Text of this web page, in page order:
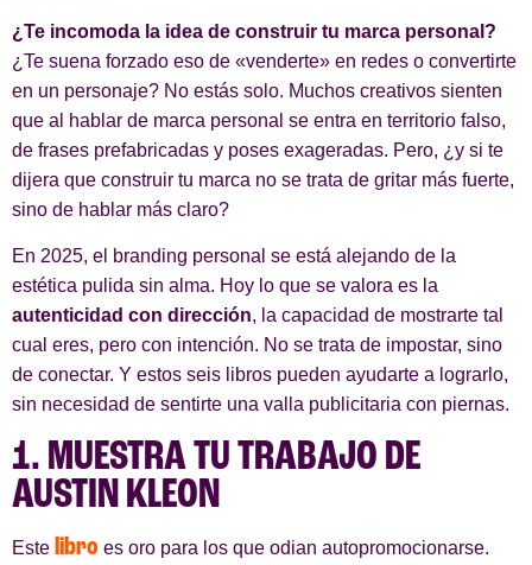
¿Te incomoda la idea de construir tu marca personal?
¿Te suena forzado eso de «venderte» en redes o convertirte
en un personaje? No estás solo. Muchos creativos sienten
que al hablar de marca personal se entra en territorio falso,
de frases prefabricadas y poses exageradas. Pero, ¿y si te
dijera que construir tu marca no se trata de gritar más fuerte,
sino de hablar más claro?
En 2025, el branding personal se está alejando de la
estética pulida sin alma. Hoy lo que se valora es la
autenticidad con dirección, la capacidad de mostrarte tal
cual eres, pero con intención. No se trata de impostar, sino
de conectar. Y estos seis libros pueden ayudarte a lograrlo,
sin necesidad de sentirte una valla publicitaria con piernas.
1. MUESTRA TU TRABAJO DE
AUSTIN KLEON
Este libro es oro para los que odian autopromocionarse.